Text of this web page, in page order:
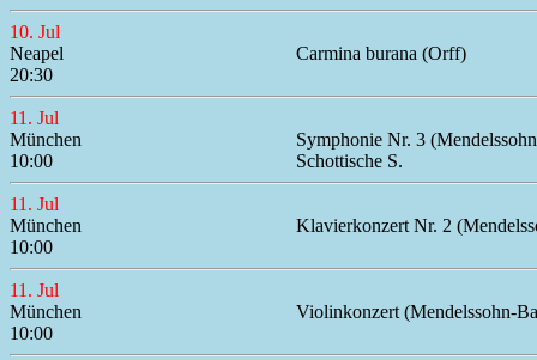
10. Jul
Neapel
Carmina burana (Orff)
20:30
11. Jul
München
Symphonie Nr. 3
10:00
Schottische S.
11. Jul
München
Klavierkonzert Nr. 2
10:00
11. Jul
München
Violinkonzert (Mendelssohn-
10:00